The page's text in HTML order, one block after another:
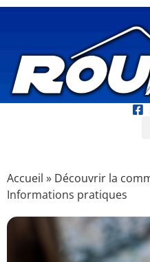
Accueil » Découvrir la
Informations pratiques